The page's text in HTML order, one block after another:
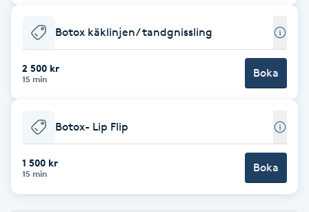
Hårborttagning
Hårbottenbehandling
Hårförlängning
Hårvård
Hälsa
Botox käklinjen/ tandgnissling
2 500 kr
15 min Boka
Botox- Lip Flip
1 500 kr
15 min Boka